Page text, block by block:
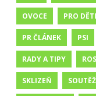
OVOCE PRO DĚTI
PR ČLÁNEK PSI
RADY A TIPY
SKLIZEŇ